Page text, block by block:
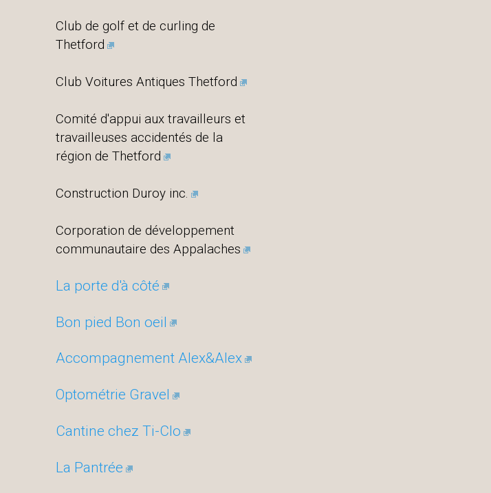
Club de golf et de curling de
Thetford
Club Voitures Antiques Thetford
Comité d'appui aux travailleurs et
travailleuses accidentés de la
région de Thetford
Construction Duroy inc.
Corporation de développement
communautaire des Appalaches
La porte d'à côté
Bon pied Bon oeil
Accompagnement Alex&Alex
Optométrie Gravel
Cantine chez Ti-Clo
La Pantrée